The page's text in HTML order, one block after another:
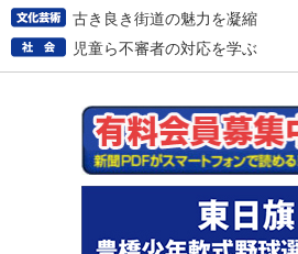
古き良き街道の魅力を凝縮
児童ら不審者の対応を学ぶ